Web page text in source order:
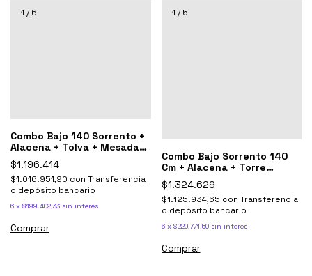
1 /6
Combo Bajo 140 Sorrento +
Alacena + Tolva + Mesada
Johnson
$1.196.414
$1.016.951,90 con Transferencia
o depósito bancario
6 x $199.402,33 sin interés
Comprar
1 /5
Combo Bajo Sorrento 140
Cm + Alacena + Torre
+mesada Johnson
$1.324.629
$1.125.934,65 con Transferencia
o depósito bancario
6 x $220.771,50 sin interés
Comprar